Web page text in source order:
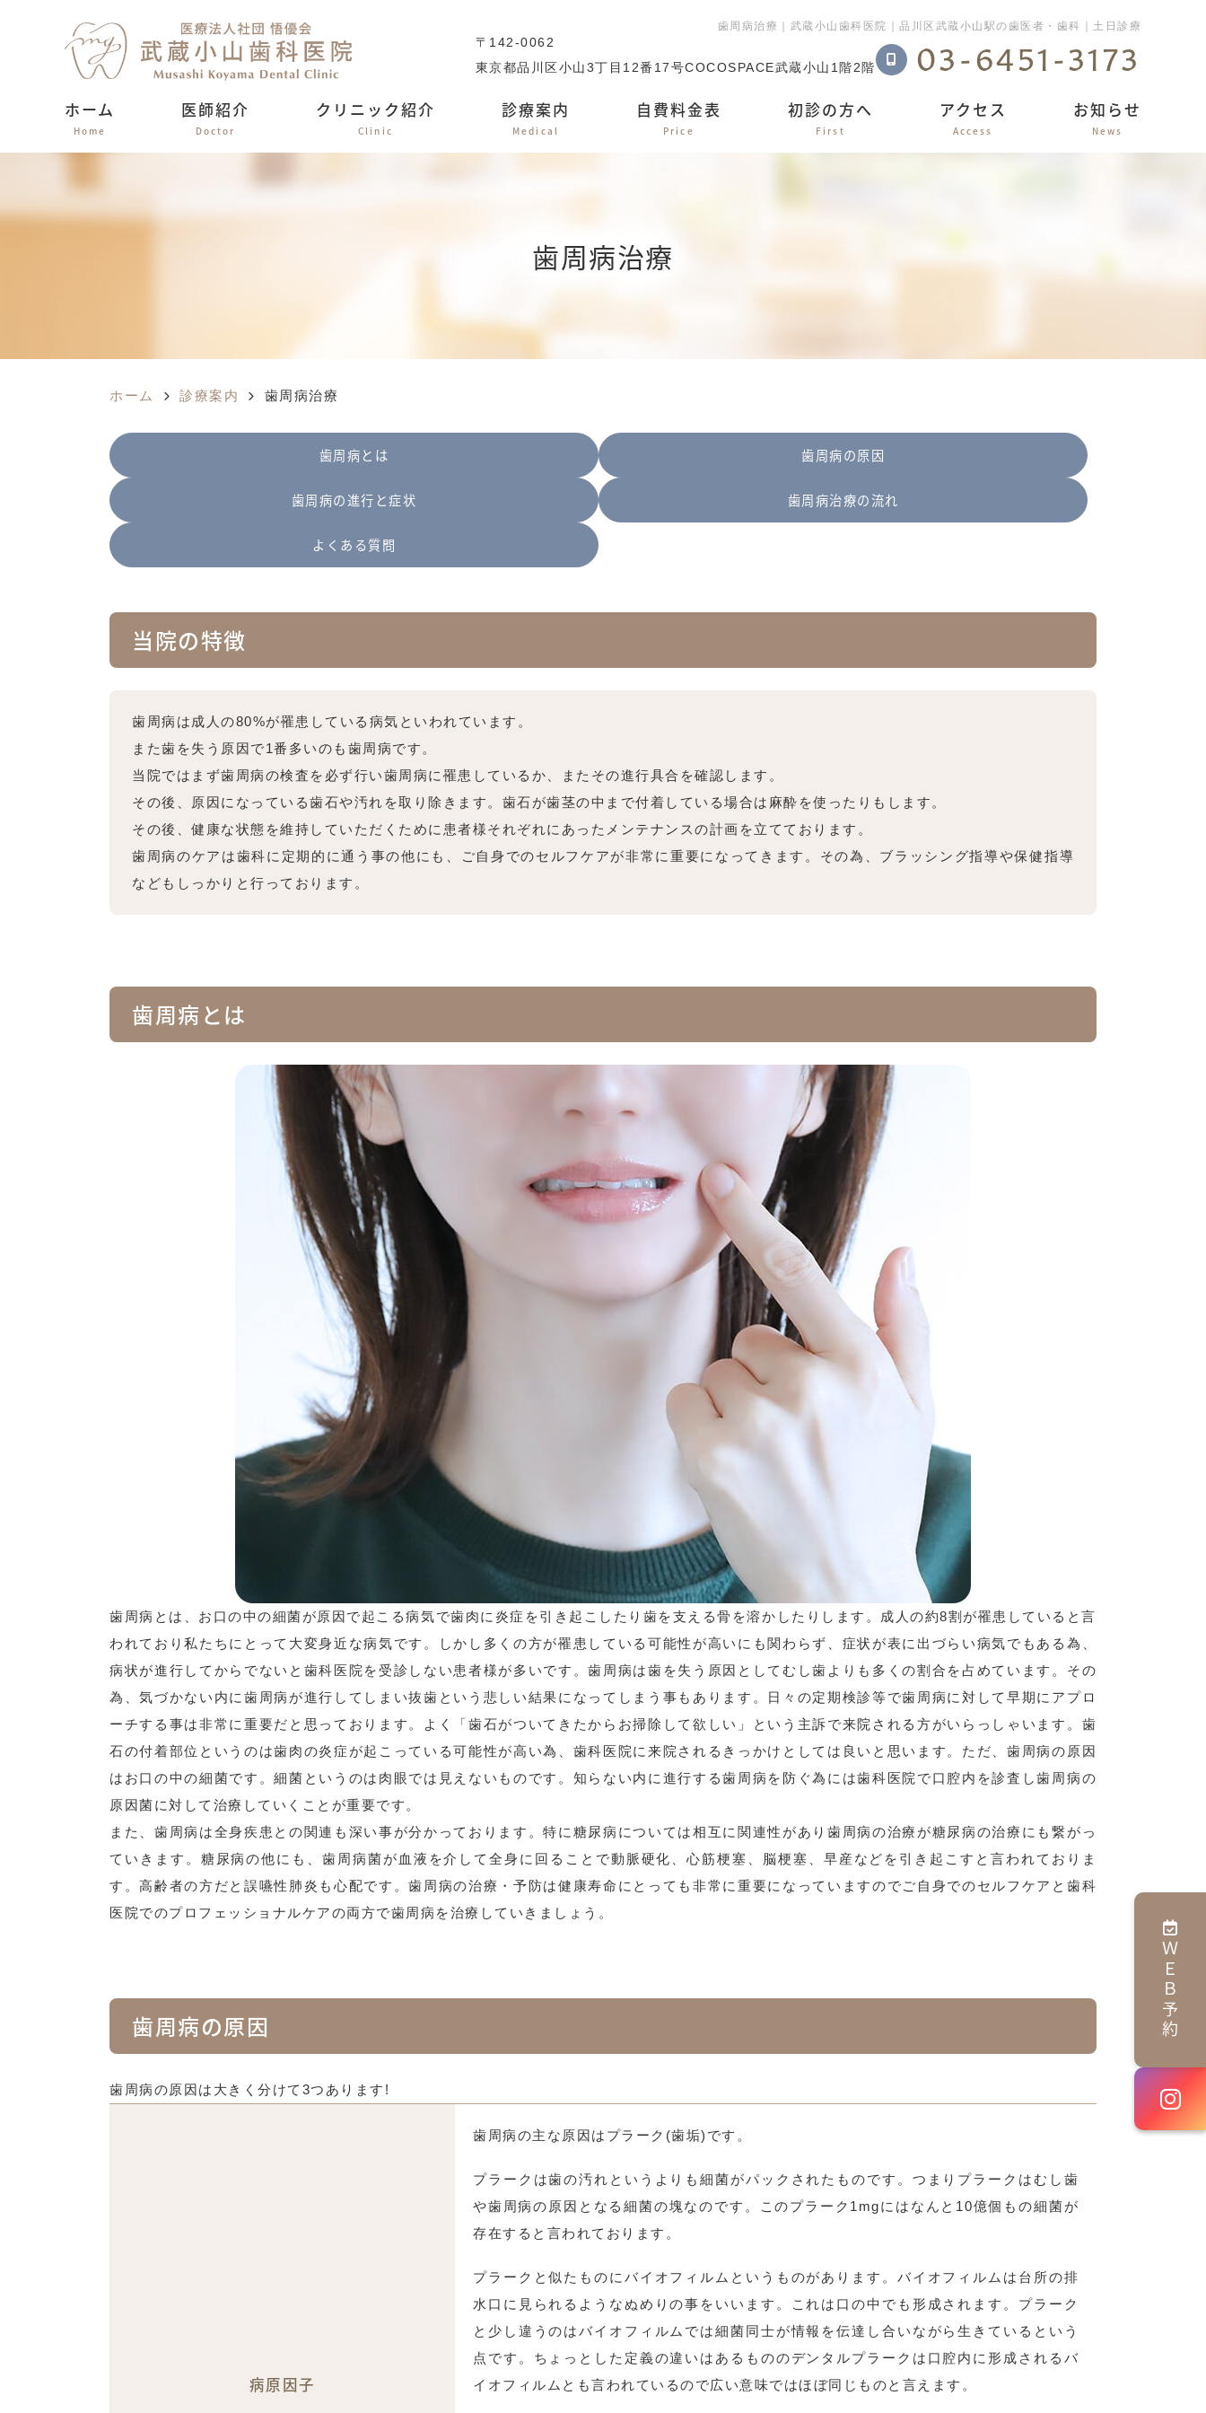
歯周病治療｜武蔵小山歯科医院｜品川区武蔵小山駅の歯医者・歯科｜土日診療
〒142-0062
東京都品川区小山3丁目12番17号COCOSPACE武蔵小山1階2階
03-6451-3173
ホーム
Home
医師紹介
Doctor
クリニック紹介
Clinic
診療案内
Medical
自費料金表
Price
初診の方へ
First
アクセス
Access
お知らせ
News
ＷＥＢ予約
歯周病治療
ホーム 診療案内 歯周病治療
歯周病とは 歯周病の原因
歯周病の進行と症状 歯周病治療の流れ
よくある質問
当院の特徴
歯周病は成人の80%が罹患している病気といわれています。
また歯を失う原因で1番多いのも歯周病です。
当院ではまず歯周病の検査を必ず行い歯周病に罹患しているか、またその進行具合を確認します。
その後、原因になっている歯石や汚れを取り除きます。歯石が歯茎の中まで付着している場合は麻酔を使ったりもします。
その後、健康な状態を維持していただくために患者様それぞれにあったメンテナンスの計画を立てております。
歯周病のケアは歯科に定期的に通う事の他にも、ご自身でのセルフケアが非常に重要になってきます。その為、ブラッシング指導や保健指導
などもしっかりと行っております。
歯周病とは
歯周病とは、お口の中の細菌が原因で起こる病気で歯肉に炎症を引き起こしたり歯を支える骨を溶かしたりします。成人の約8割が罹患していると言
われており私たちにとって大変身近な病気です。しかし多くの方が罹患している可能性が高いにも関わらず、症状が表に出づらい病気でもある為、
病状が進行してからでないと歯科医院を受診しない患者様が多いです。歯周病は歯を失う原因としてむし歯よりも多くの割合を占めています。その
為、気づかない内に歯周病が進行してしまい抜歯という悲しい結果になってしまう事もあります。日々の定期検診等で歯周病に対して早期にアプロ
ーチする事は非常に重要だと思っております。よく「歯石がついてきたからお掃除して欲しい」という主訴で来院される方がいらっしゃいます。歯
石の付着部位というのは歯肉の炎症が起こっている可能性が高い為、歯科医院に来院されるきっかけとしては良いと思います。ただ、歯周病の原因
はお口の中の細菌です。細菌というのは肉眼では見えないものです。知らない内に進行する歯周病を防ぐ為には歯科医院で口腔内を診査し歯周病の
原因菌に対して治療していくことが重要です。
また、歯周病は全身疾患との関連も深い事が分かっております。特に糖尿病については相互に関連性があり歯周病の治療が糖尿病の治療にも繋がっ
ていきます。糖尿病の他にも、歯周病菌が血液を介して全身に回ることで動脈硬化、心筋梗塞、脳梗塞、早産などを引き起こすと言われておりま
す。高齢者の方だと誤嚥性肺炎も心配です。歯周病の治療・予防は健康寿命にとっても非常に重要になっていますのでご自身でのセルフケアと歯科
医院でのプロフェッショナルケアの両方で歯周病を治療していきましょう。
歯周病の原因
歯周病の原因は大きく分けて3つあります!
病原因子
歯周病の主な原因はプラーク(歯垢)です。
プラークは歯の汚れというよりも細菌がパックされたものです。つまりプラークはむし歯
や歯周病の原因となる細菌の塊なのです。このプラーク1mgにはなんと10億個もの細菌が
存在すると言われております。
プラークと似たものにバイオフィルムというものがあります。バイオフィルムは台所の排
水口に見られるようなぬめりの事をいいます。これは口の中でも形成されます。プラーク
と少し違うのはバイオフィルムでは細菌同士が情報を伝達し合いながら生きているという
点です。ちょっとした定義の違いはあるもののデンタルプラークは口腔内に形成されるバ
イオフィルムとも言われているので広い意味ではほぼ同じものと言えます。